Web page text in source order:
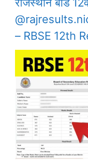
– RBSE 12th